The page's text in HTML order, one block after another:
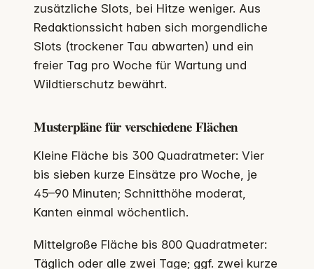
zusätzliche Slots, bei Hitze weniger. Aus
Redaktionssicht haben sich morgendliche
Slots (trockener Tau abwarten) und ein
freier Tag pro Woche für Wartung und
Wildtierschutz bewährt.
Musterpläne für verschiedene Flächen
Kleine Fläche bis 300 Quadratmeter: Vier
bis sieben kurze Einsätze pro Woche, je
45–90 Minuten; Schnitthöhe moderat,
Kanten einmal wöchentlich.
Mittelgroße Fläche bis 800 Quadratmeter:
Täglich oder alle zwei Tage; ggf. zwei kurze